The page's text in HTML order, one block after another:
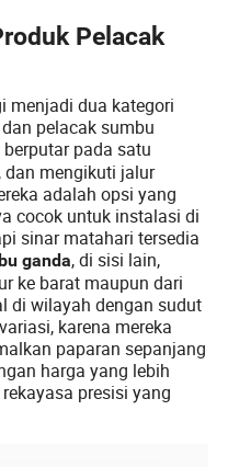
Pelacak
menjadi dua kategori
pelacak sumbu
berputar pada satu
dan mengikuti jalur
adalah opsi yang
cocok untuk instalasi di
sinar matahari tersedia
ganda, di sisi lain,
ke barat maupun dari
di wilayah dengan sudut
karena mereka
paparan sepanjang
harga yang lebih
presisi yang